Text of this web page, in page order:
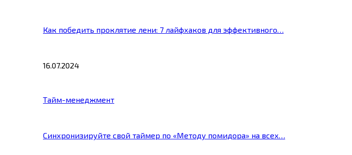
Как победить проклятие лени: 7 лайфхаков для эффективного…
16.07.2024
Тайм-менеджмент
Синхронизируйте свой таймер по «Методу помидора» на всех…